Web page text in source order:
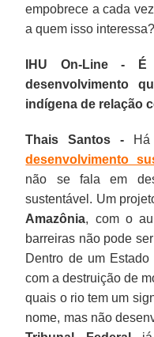
empobrece a cada
a quem isso interessa?
IHU On-Line -
desenvolvimento
indígena de relação
Thais Santos - Há
desenvolvimento
não se fala em
sustentável. Um
Amazônia, com o
barreiras não pode
Dentro de um
com a destruição de
quais o rio tem um
nome, mas não